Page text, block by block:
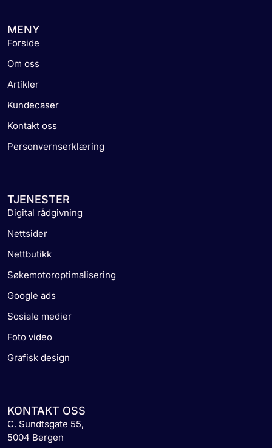
MENY
Forside
Om oss
Artikler
Kundecaser
Kontakt oss
Personvernserklæring
TJENESTER
Digital rådgivning
Nettsider
Nettbutikk
Søkemotoroptimalisering
Google ads
Sosiale medier
Foto video
Grafisk design
KONTAKT OSS
C. Sundtsgate 55,
5004 Bergen